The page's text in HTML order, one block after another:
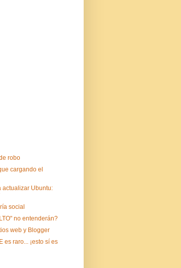
robo
cargando el
actualizar Ubuntu:
social
no entenderán?
web y Blogger
es raro... ¡esto sí es